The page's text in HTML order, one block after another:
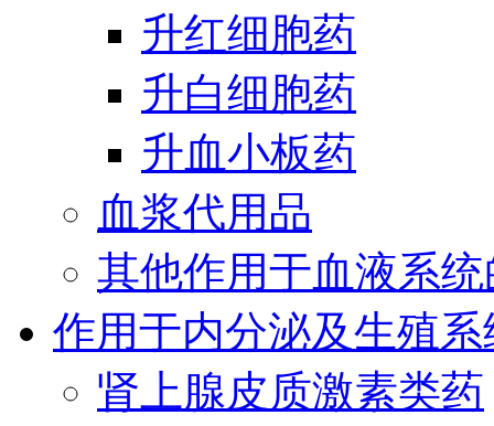
升红细胞药
升白细胞药
升血小板药
血浆代用品
其他作用于血液系
作用于内分泌及生殖
肾上腺皮质激素类药